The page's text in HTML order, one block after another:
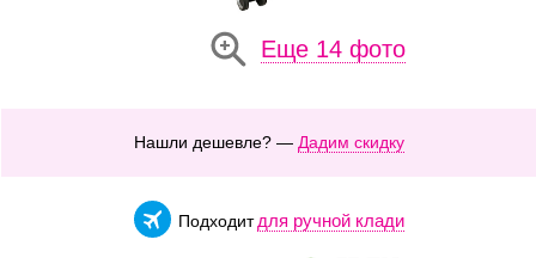
Еще 14 фото
Нашли дешевле? — Дадим скидку
Подходит для ручной клади